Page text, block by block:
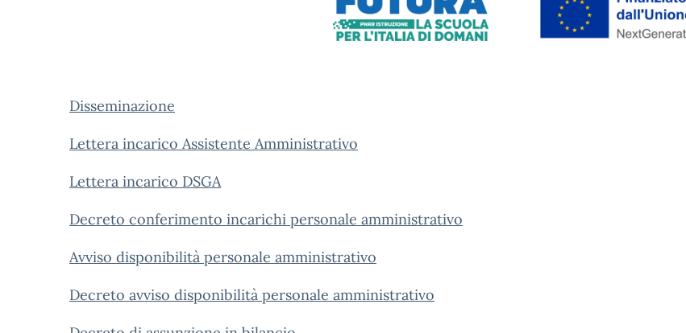
Disseminazione
Lettera incarico Assistente Amministrativo
Lettera incarico DSGA
Decreto conferimento incarichi personale amministrativo
Avviso disponibilità personale amministrativo
Decreto avviso disponibilità personale amministrativo